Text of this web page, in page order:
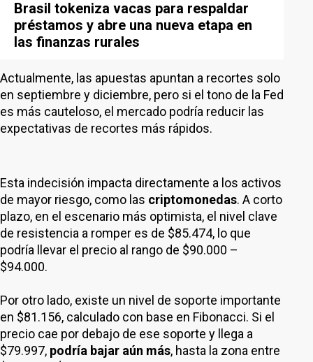
Brasil tokeniza vacas para respaldar
préstamos y abre una nueva etapa en
las finanzas rurales
Actualmente, las apuestas apuntan a recortes solo
en septiembre y diciembre, pero si el tono de la Fed
es más cauteloso, el mercado podría reducir las
expectativas de recortes más rápidos.
Esta indecisión impacta directamente a los activos
de mayor riesgo, como las criptomonedas. A corto
plazo, en el escenario más optimista, el nivel clave
de resistencia a romper es de $85.474, lo que
podría llevar el precio al rango de $90.000 –
$94.000.
Por otro lado, existe un nivel de soporte importante
en $81.156, calculado con base en Fibonacci. Si el
precio cae por debajo de ese soporte y llega a
$79.997, podría bajar aún más, hasta la zona entre